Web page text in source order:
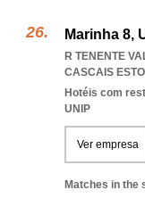
Marinha 8,
R TENENTE
CASCAIS
Hotéis com
UNIP
Ver empresa
Matches in the